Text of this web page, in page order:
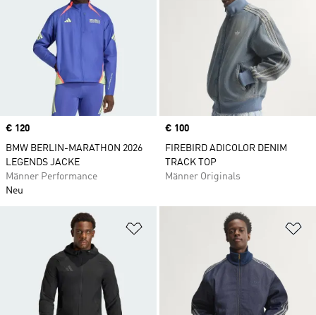
Price
€ 120
BMW BERLIN-MARATHON 2026
LEGENDS JACKE
Männer Performance
Neu
Price
€ 100
FIREBIRD ADICOLOR DENIM
TRACK TOP
Männer Originals
Zur Wunschliste hinzufügen